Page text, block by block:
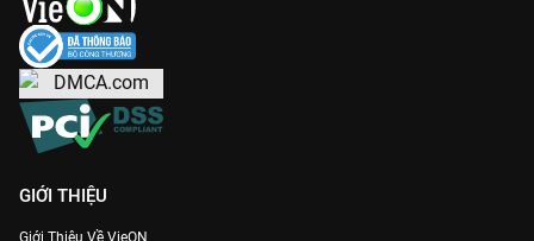
GIỚI THIỆU